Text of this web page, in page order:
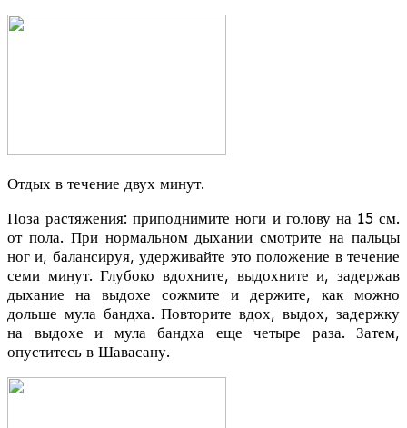
Отдых в течение двух минут.
Поза растяжения: приподнимите ноги и голову на 15 см.
от пола. При нормальном дыхании смотрите на пальцы
ног и, балансируя, удерживайте это положение в течение
семи минут. Глубоко вдохните, выдохните и, задержав
дыхание на выдохе сожмите и держите, как можно
дольше мула бандха. Повторите вдох, выдох, задержку
на выдохе и мула бандха еще четыре раза. Затем,
опуститесь в Шавасану.